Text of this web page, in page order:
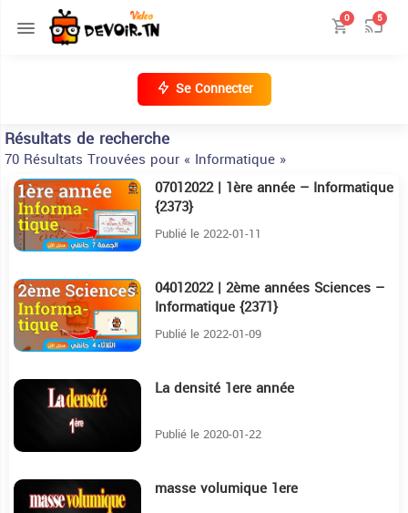
0 5
Se Connecter
Résultats de recherche
70 Résultats Trouvées pour « Informatique »
24:56 07012022 | 1ère année – Informatique
{2373}
Publié le 2022-01-11
4:49 04012022 | 2ème années Sciences –
Informatique {2371}
Publié le 2022-01-09
La densité 1ere année
Publié le 2020-01-22
7:30 masse volumique 1ere